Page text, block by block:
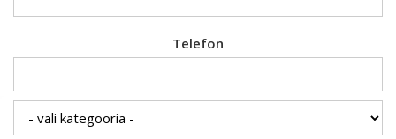
Telefon